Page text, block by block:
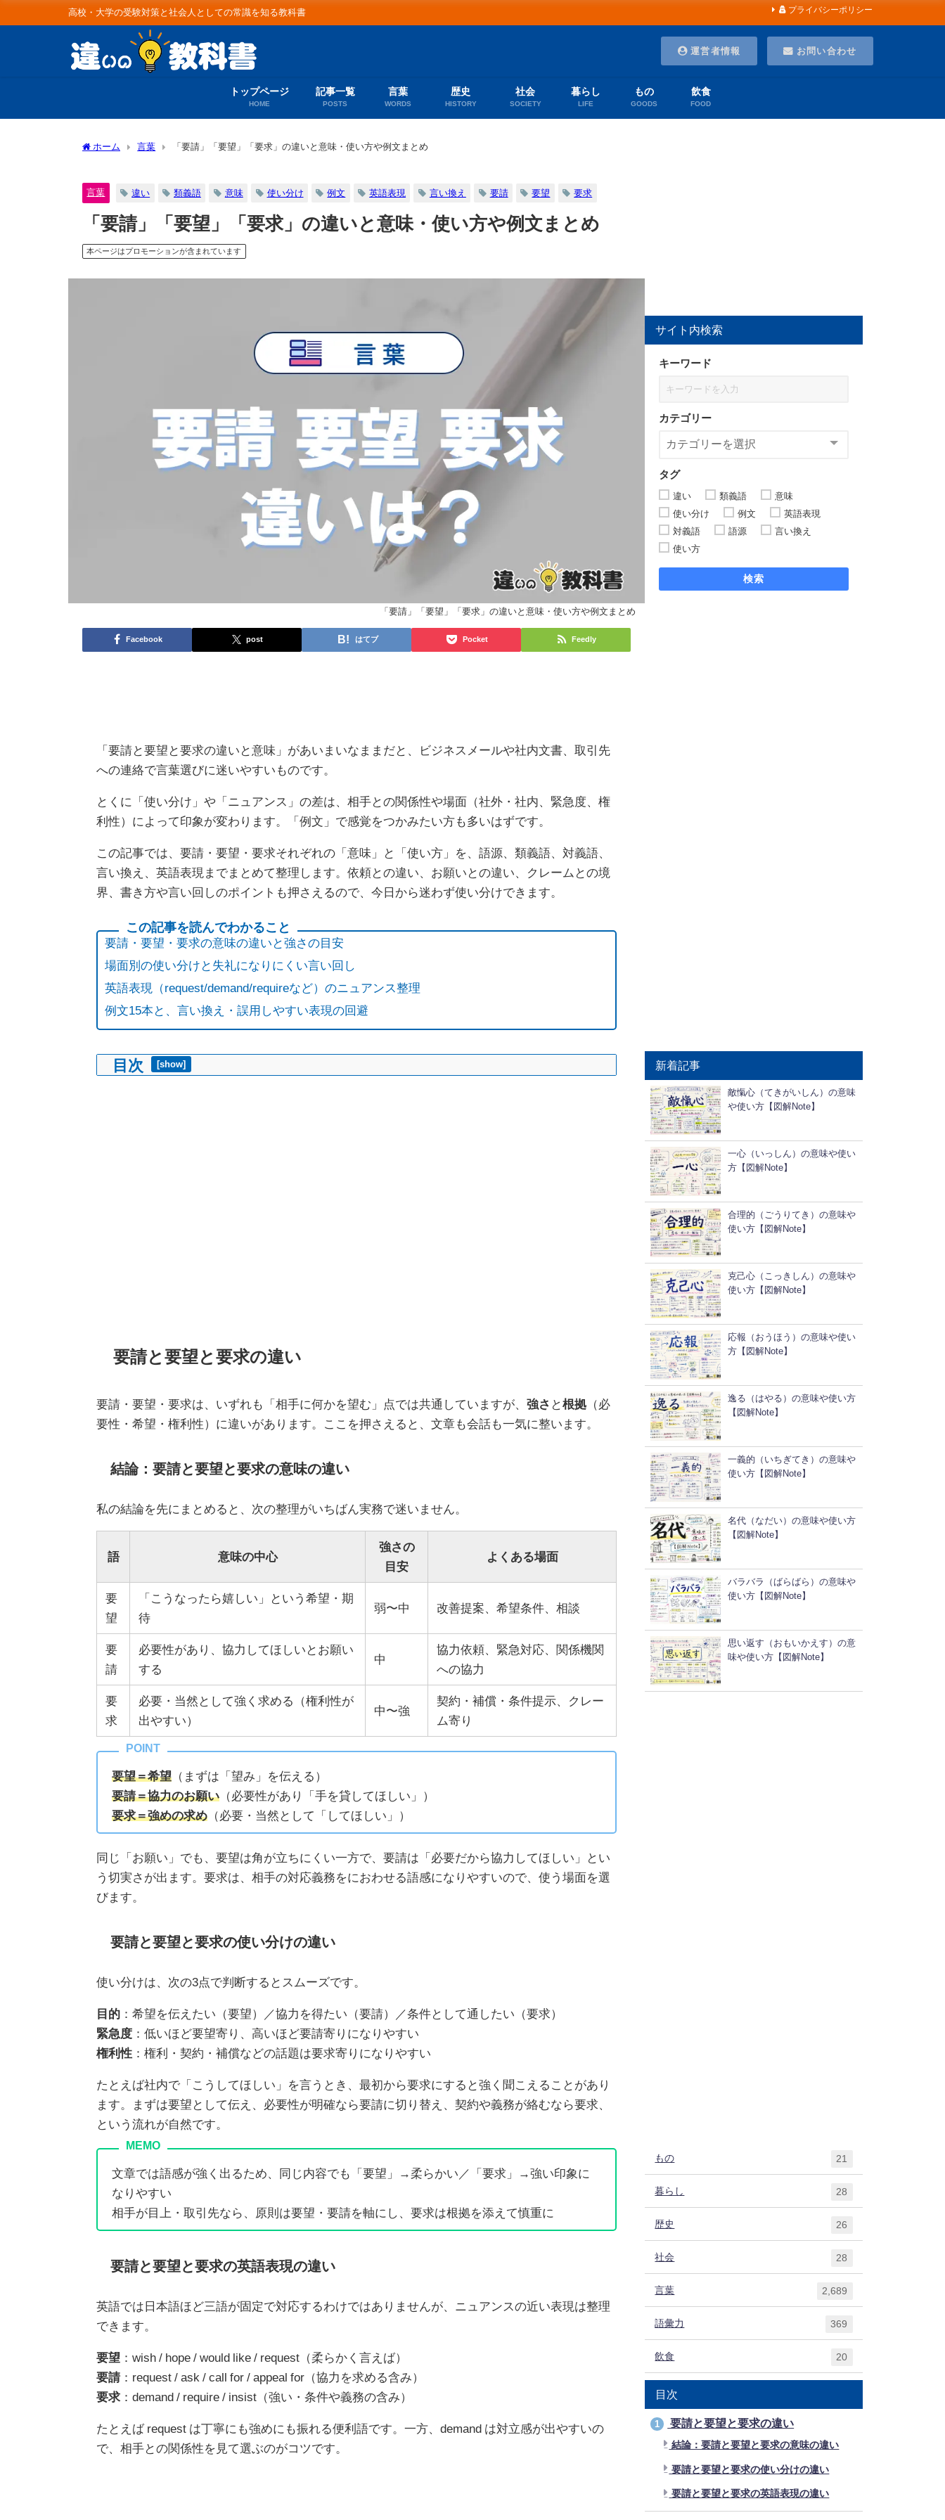
高校・大学の受験対策と社会人としての常識を知る教科書 プライバシーポリシー
運営者情報 お問い合わせ
トップページ
HOME
記事一覧
POSTS
言葉
WORDS
歴史
HISTORY
社会
SOCIETY
暮らし
LIFE
もの
GOODS
飲食
FOOD
ホーム 言葉 「要請」「要望」「要求」の違いと意味・使い方や例文まとめ
言葉 違い 類義語 意味 使い分け 例文 英語表現 言い換え 要請 要望 要求
「要請」「要望」「要求」の違いと意味・使い方や例文まとめ
本ページはプロモーションが含まれています
「要請」「要望」「要求」の違いと意味・使い方や例文まとめ
Facebook post はてブ Pocket Feedly
「要請と要望と要求の違いと意味」があいまいなままだと、ビジネスメールや社内文書、取引先
への連絡で言葉選びに迷いやすいものです。
とくに「使い分け」や「ニュアンス」の差は、相手との関係性や場面（社外・社内、緊急度、権
利性）によって印象が変わります。「例文」で感覚をつかみたい方も多いはずです。
この記事では、要請・要望・要求それぞれの「意味」と「使い方」を、語源、類義語、対義語、
言い換え、英語表現までまとめて整理します。依頼との違い、お願いとの違い、クレームとの境
界、書き方や言い回しのポイントも押さえるので、今日から迷わず使い分けできます。
要請・要望・要求の意味の違いと強さの目安
場面別の使い分けと失礼になりにくい言い回し
英語表現（request/demand/requireなど）のニュアンス整理
例文15本と、言い換え・誤用しやすい表現の回避
目次 [show]
要請と要望と要求の違い
要請・要望・要求は、いずれも「相手に何かを望む」点では共通していますが、 強さ と根拠 （必
要性・希望・権利性）に違いがあります。ここを押さえると、文章も会話も一気に整います。
結論：要請と要望と要求の意味の違い
私の結論を先にまとめると、次の整理がいちばん実務で迷いません。
語 意味の中心
強さの
目安
よくある場面
要
望
「こうなったら嬉しい」という希望・期
待
弱〜中 改善提案、希望条件、相談
要
請
必要性があり、協力してほしいとお願い
する
中
協力依頼、緊急対応、関係機関
への協力
要
求
必要・当然として強く求める（権利性が
出やすい）
中〜強
契約・補償・条件提示、クレー
ム寄り
要望＝希望 （まずは「望み」を伝える）
要請＝協力のお願い （必要性があり「手を貸してほしい」）
要求＝強めの求め （必要・当然として「してほしい」）
同じ「お願い」でも、要望は角が立ちにくい一方で、要請は「必要だから協力してほしい」とい
う切実さが出ます。要求は、相手の対応義務をにおわせる語感になりやすいので、使う場面を選
びます。
要請と要望と要求の使い分けの違い
使い分けは、次の3点で判断するとスムーズです。
目的 ：希望を伝えたい（要望）／協力を得たい（要請）／条件として通したい（要求）
緊急度 ：低いほど要望寄り、高いほど要請寄りになりやすい
権利性 ：権利・契約・補償などの話題は要求寄りになりやすい
たとえば社内で「こうしてほしい」を言うとき、最初から要求にすると強く聞こえることがあり
ます。まずは要望として伝え、必要性が明確なら要請に切り替え、契約や義務が絡むなら要求、
という流れが自然です。
文章では語感が強く出るため、同じ内容でも「要望」→柔らかい／「要求」→強い印象に
なりやすい
相手が目上・取引先なら、原則は要望・要請を軸にし、要求は根拠を添えて慎重に
要請と要望と要求の英語表現の違い
英語では日本語ほど三語が固定で対応するわけではありませんが、ニュアンスの近い表現は整理
できます。
要望 ：wish / hope / would like / request（柔らかく言えば）
要請 ：request / ask / call for / appeal for（協力を求める含み）
要求 ：demand / require / insist（強い・条件や義務の含み）
たとえば request は丁寧にも強めにも振れる便利語です。一方、demand は対立感が出やすいの
で、相手との関係性を見て選ぶのがコツです。
サイト内検索
キーワード
カテゴリー
タグ
違い 類義語
意味
使い分け
例文
英語表現
対義語
語源
言い換え
使い方
検索
新着記事
敵愾心（てきがいしん）の意味
や使い方【図解Note】
一心（いっしん）の意味や使い
方【図解Note】
合理的（ごうりてき）の意味や
使い方【図解Note】
克己心（こっきしん）の意味や
使い方【図解Note】
応報（おうほう）の意味や使い
方【図解Note】
逸る（はやる）の意味や使い方
【図解Note】
一義的（いちぎてき）の意味や
使い方【図解Note】
名代（なだい）の意味や使い方
【図解Note】
バラバラ（ばらばら）の意味や
使い方【図解Note】
思い返す（おもいかえす）の意
味や使い方【図解Note】
もの 21
暮らし 28
歴史 26
社会 28
言葉 2,689
語彙力 369
飲食 20
目次
1 要請と要望と要求の違い
結論：要請と要望と要求の意味の違い
要請と要望と要求の使い分けの違い
要請と要望と要求の英語表現の違い